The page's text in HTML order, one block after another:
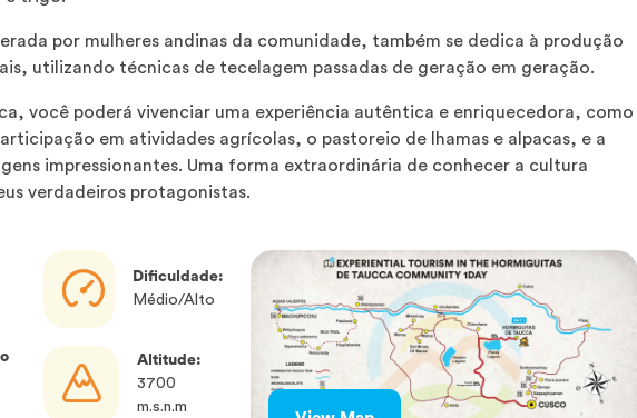
por mulheres andinas da comunidade, também se dedica à produção
utilizando técnicas de tecelagem passadas de geração em geração.
você poderá vivenciar uma experiência autêntica e enriquecedora, como
em atividades agrícolas, o pastoreio de lhamas e alpacas, e a
impressionantes. Uma forma extraordinária de conhecer a cultura
verdadeiros protagonistas.
Dificuldade:
Médio/Alto
Altitude:
3700
m.s.n.m